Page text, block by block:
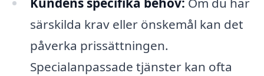
särskilda krav eller önskemål kan det
påverka prissättningen.
Specialanpassade tjänster kan ofta